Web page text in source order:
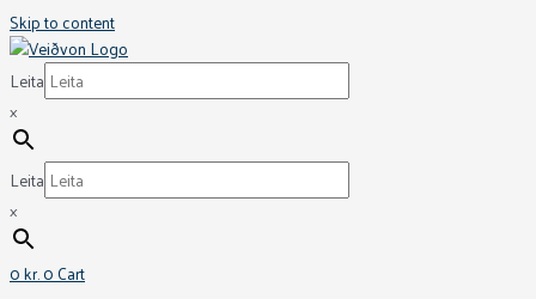
Skip to content
Leita
×
Leita
×
0kr.0Cart